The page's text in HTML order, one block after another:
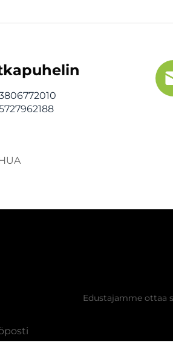
Edustajamme ottaa